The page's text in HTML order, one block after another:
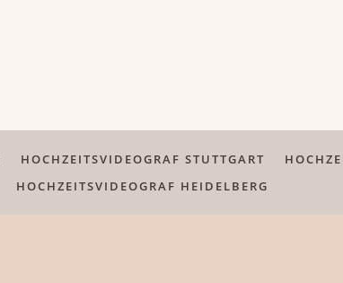
HOCHZEITSVIDEOGRAF STUTTGART
HOCHZEITSVIDEOGRAF HEIDELBERG